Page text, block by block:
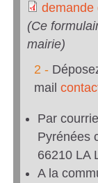
d
e
m
demande
(Ce
mairie)
2 -
mail
Par
Pyrénées
66210 LA
A la